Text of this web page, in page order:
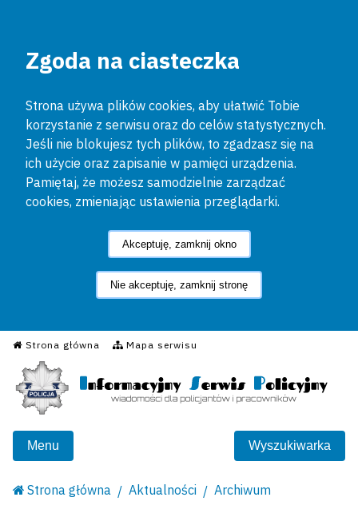
Zgoda na ciasteczka
Strona używa plików cookies, aby ułatwić Tobie
korzystanie z serwisu oraz do celów statystycznych.
Jeśli nie blokujesz tych plików, to zgadzasz się na
ich użycie oraz zapisanie w pamięci urządzenia.
Pamiętaj, że możesz samodzielnie zarządzać
cookies, zmieniając ustawienia przeglądarki.
Akceptuję, zamknij okno
Nie akceptuję, zamknij stronę
Strona główna Mapa serwisu
Informacyjny Serwis
Menu Wyszukiwarka
Strona główna Aktualności Archiwum